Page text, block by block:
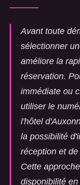
Avant toute
sélectionner
améliore la
réservation.
immédiate ou
utiliser le
l'hôtel
la possibilité
réception et
Cette
disponibilité